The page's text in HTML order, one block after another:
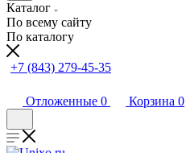
Каталог
По всему сайту
По каталогу
+7 (843) 279-45-35
Отложенные 0 Корзина 0